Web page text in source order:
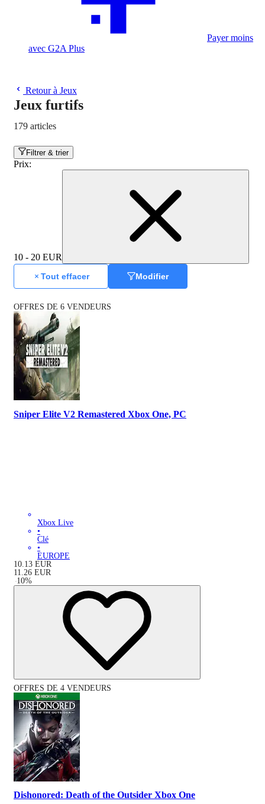
Payer moins
avec G2A Plus
Retour à Jeux
Jeux furtifs
179 articles
Filtrer & trier
Prix:
10 - 20 EUR
Tout effacer Modifier
OFFRES DE 6 VENDEURS
Sniper Elite V2 Remastered Xbox One, PC
Xbox Live
•
Clé
•
EUROPE
10.13 EUR
11.26 EUR
-10%
OFFRES DE 4 VENDEURS
Dishonored: Death of the Outsider Xbox One